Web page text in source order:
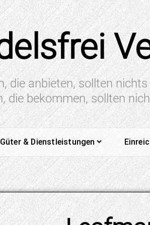
die anbieten, sollten
die bekommen, sollten
Güter & Dienstleistungen